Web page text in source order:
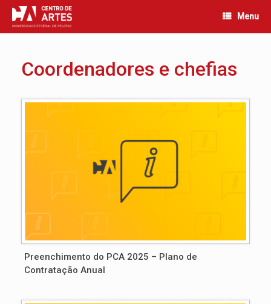
Skip
content
Menu
Coordenadores e chefias
Preenchimento do PCA 2025 – Plano de
Contratação Anual